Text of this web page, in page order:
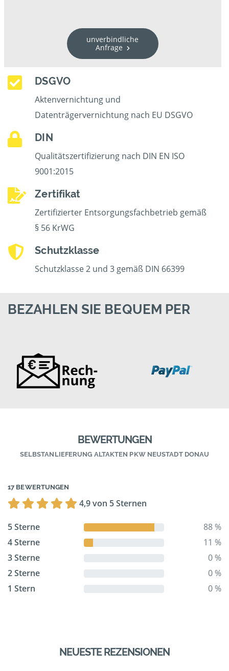
unverbindliche
Anfrage
DSGVO
Aktenvernichtung und
Datenträgervernichtung nach EU DSGVO
DIN
Qualitätszertifizierung nach DIN EN ISO
9001:2015
Zertifikat
Zertifizierter Entsorgungsfachbetrieb gemäß
§ 56 KrWG
Schutzklasse
Schutzklasse 2 und 3 gemäß DIN 66399
BEZAHLEN SIE BEQUEM PER
BEWERTUNGEN
SELBSTANLIEFERUNG ALTAKTEN PKW NEUSTADT DONAU
17 BEWERTUNGEN
4,9 von 5 Sternen
5 Sterne
88 %
4 Sterne
11 %
3 Sterne
0 %
2 Sterne
0 %
1 Stern
0 %
NEUESTE REZENSIONEN